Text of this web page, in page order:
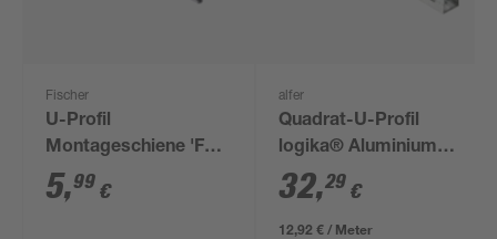
Fischer
U-Profil
Montageschiene 'FLS
17/1.0' Stahl verzinkt
50 cm
5,99 €
alfer
Quadrat-U-Profil
logika® Aluminium
250 x 2,35 cm
32,29 €
12,92 € / Meter